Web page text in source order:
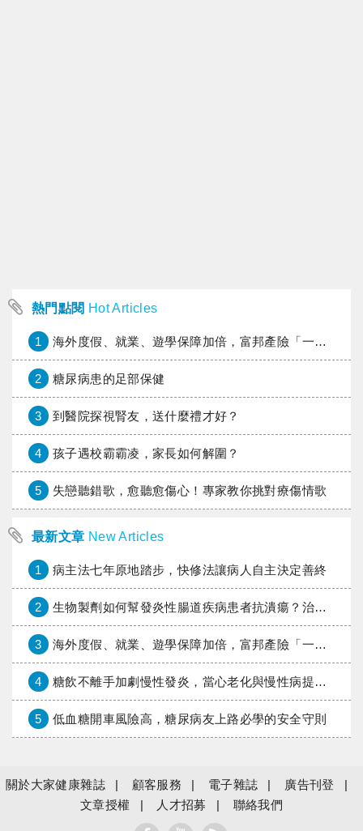
熱門點閱 Hot Articles
1 海外度假、就業、遊學保障加倍，富邦產險「一期逐夢」專案加碼遠距醫療與緊急救援
2 糖尿病患的足部保健
3 到醫院探視腎友，送什麼禮才好？
4 孩子遇校霸霸凌，家長如何解圍？
5 失戀聽錯歌，愈聽愈傷心！專家教你挑對療傷情歌
最新文章 New Articles
1 病主法七年原地踏步，快修法讓病人自主決定善終
2 生物製劑如何幫發炎性腸道疾病患者抗潰瘍？治療進展與健保給付困境一次看
3 海外度假、就業、遊學保障加倍，富邦產險「一期逐夢」專案加碼遠距醫療與緊急救援
4 糖飲不離手加劇慢性發炎，當心老化與慢性病提早報到
5 低血糖開車風險高，糖尿病友上路必學的安全守則
關於大家健康雜誌 顧客服務 電子雜誌
廣告刊登
文章授權
人才招募 聯絡我們